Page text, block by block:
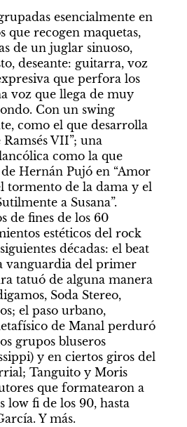
esencialmente en
que recogen maquetas,
de un juglar sinuoso,
deseante: guitarra, voz
que perfora los
voz que llega de muy
Con un swing
como el que desarrolla
VII”; una
como la que
Hernán Pujó en “Amor
tormento de la dama y el
a Susana”.
de fines de los 60
estéticos del rock
décadas: el beat
vanguardia del primer
tatuó de alguna manera
Soda Stereo,
el paso urbano,
de Manal perduró
grupos bluseros
y en ciertos giros del
Tanguito y Moris
que formatearon a
low fi de los 90, hasta
Y más.